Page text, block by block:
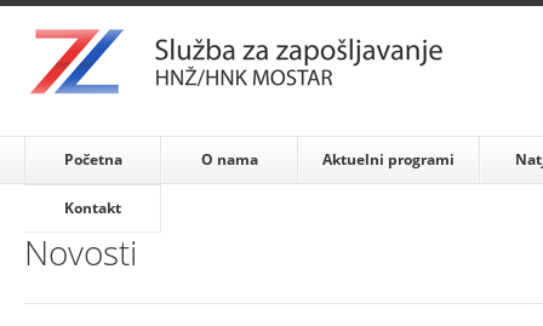
Početna O nama Aktuelni programi
Kontakt
Novosti